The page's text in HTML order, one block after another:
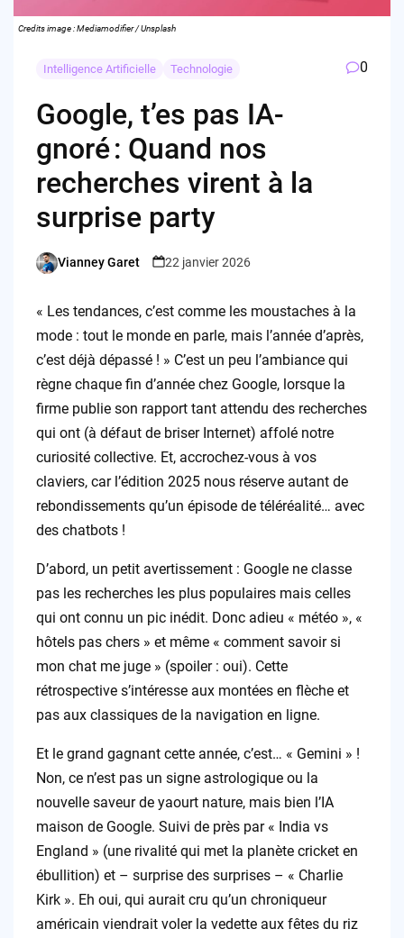
Credits image : Mediamodifier / Unsplash
Intelligence Artificielle Technologie 0
Google, t’es pas IA-
gnoré : Quand nos
recherches virent à la
surprise party
Posted
Vianney Garet 22 janvier 2026
« Les tendances, c’est comme les moustaches à la
mode : tout le monde en parle, mais l’année d’après,
c’est déjà dépassé ! » C’est un peu l’ambiance qui
règne chaque fin d’année chez Google, lorsque la
firme publie son rapport tant attendu des recherches
qui ont (à défaut de briser Internet) affolé notre
curiosité collective. Et, accrochez-vous à vos
claviers, car l’édition 2025 nous réserve autant de
rebondissements qu’un épisode de téléréalité… avec
des chatbots !
D’abord, un petit avertissement : Google ne classe
pas les recherches les plus populaires mais celles
qui ont connu un pic inédit. Donc adieu « météo », «
hôtels pas chers » et même « comment savoir si
mon chat me juge » (spoiler : oui). Cette
rétrospective s’intéresse aux montées en flèche et
pas aux classiques de la navigation en ligne.
Et le grand gagnant cette année, c’est… « Gemini » !
Non, ce n’est pas un signe astrologique ou la
nouvelle saveur de yaourt nature, mais bien l’IA
maison de Google. Suivi de près par « India vs
England » (une rivalité qui met la planète cricket en
ébullition) et – surprise des surprises – « Charlie
Kirk ». Eh oui, qui aurait cru qu’un chroniqueur
américain viendrait voler la vedette aux fêtes du riz